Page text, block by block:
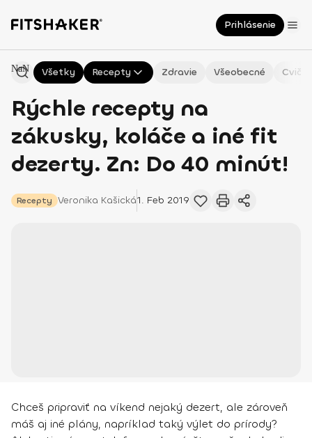
Prihlásenie
Všetky Recepty Zdravie Všeobecné
Rýchle recepty na
zákusky, koláče a iné fit
dezerty. Zn: Do 40 minút!
Recepty Veronika Kašická1. Feb 2019
NaN
Chceš pripraviť na víkend nejaký dezert, ale zároveň
máš aj iné plány, napríklad taký výlet do prírody?